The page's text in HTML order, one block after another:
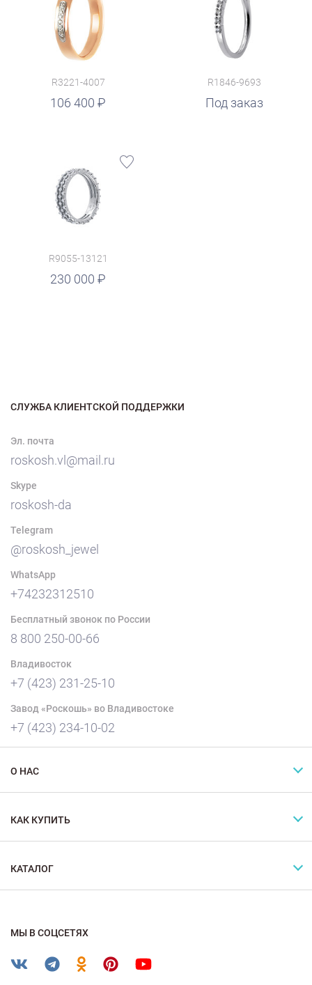
R3221-4007
106 400
R1846-9693
Под заказ
R9055-13121
230 000
СЛУЖБА КЛИЕНТСКОЙ ПОДДЕРЖКИ
Эл. почта
roskosh.vl@mail.ru
Skype
roskosh-da
Telegram
@roskosh_jewel
WhatsApp
+74232312510
Бесплатный звонок по России
8 800 250-00-66
Владивосток
+7 (423) 231-25-10
Завод «Роскошь» во Владивостоке
+7 (423) 234-10-02
О НАС
КАК КУПИТЬ
КАТАЛОГ
МЫ В СОЦСЕТЯХ